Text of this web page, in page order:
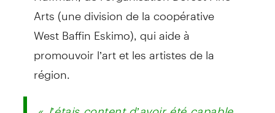
Arts (une division de la coopérative
West Baffin Eskimo), qui aide à
promouvoir l’art et les artistes de la
région.
« J’étais content d’avoir été capable